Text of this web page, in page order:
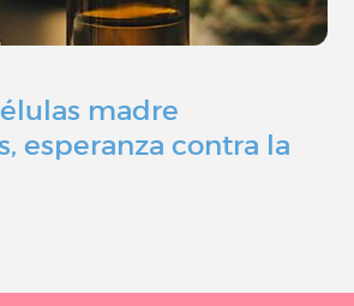
madre
esperanza contra la